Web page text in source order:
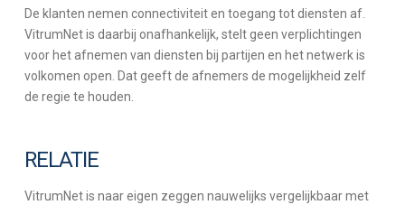
De klanten nemen connectiviteit en toegang tot diensten af.
VitrumNet is daarbij onafhankelijk, stelt geen verplichtingen
voor het afnemen van diensten bij partijen en het netwerk is
volkomen open. Dat geeft de afnemers de mogelijkheid zelf
de regie te houden.
RELATIE
VitrumNet is naar eigen zeggen nauwelijks vergelijkbaar met